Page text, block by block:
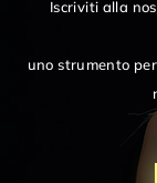
Iscriviti alla
uno strumento